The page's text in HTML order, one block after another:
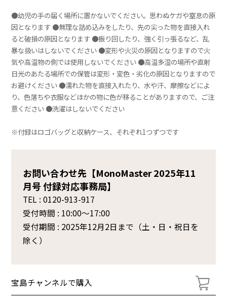
●幼児の手の届く場所に置かないでください。思わぬケガや窒息の原
因となります ●無理な詰め込みをしたり、先の尖った物を直接入れ
ると破損の原因となります ●振り回したり、強く引っ張るなど、乱
暴な扱いはしないでください ●変形や火災の原因となりますので火
気や高温物の側では使用しないでください ●高温多湿の場所や直射
日光のあたる場所での保管は変形・変色・劣化の原因となりますので
お避けください ●濡れた物を直接入れたり、水や汗、摩擦などによ
り、色落ちや衣服などほかの物に色が移ることがありますので、ご注
意ください ●洗濯はしないでください
※付録はロゴバッグと収納ケース、それぞれ1つずつです
お問い合わせ先【MonoMaster 2025年11
月号 付録対応事務局】
TEL : 0120-913-917
受付時間 : 10:00～17:00
受付期間 : 2025年12月2日まで（土・日・祝日を
除く）
宝島チャンネルで購入